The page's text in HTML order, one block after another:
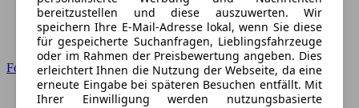
Ford
bereitzustellen und diese auszuwerten. Wir
speichern Ihre E-Mail-Adresse lokal, wenn Sie diese
für gespeicherte Suchanfragen, Lieblingsfahrzeuge
oder im Rahmen der Preisbewertung angeben. Dies
erleichtert Ihnen die Nutzung der Webseite, da eine
erneute Eingabe bei späteren Besuchen entfällt. Mit
Ihrer Einwilligung werden nutzungsbasierte